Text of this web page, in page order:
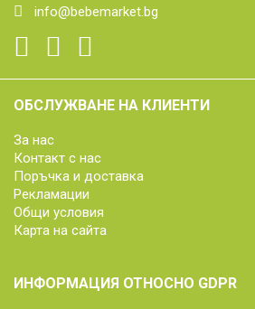
info@bebemarket.bg
ОБСЛУЖВАНЕ НА КЛИЕНТИ
За нас
Контакт с нас
Поръчка и доставка
Рекламации
Общи условия
Карта на сайта
ИНФОРМАЦИЯ ОТНОСНО GDPR